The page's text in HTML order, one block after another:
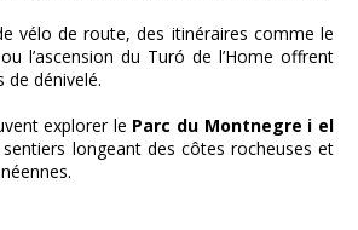
vélo de route, des itinéraires comme le
ou l’ascension du Turó de l’Home offrent
de dénivelé.
explorer le Parc du Montnegre i el
longeant des côtes rocheuses et